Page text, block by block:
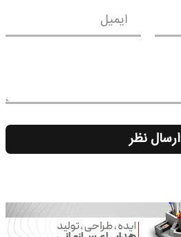
ایمیل
ارسال نظر